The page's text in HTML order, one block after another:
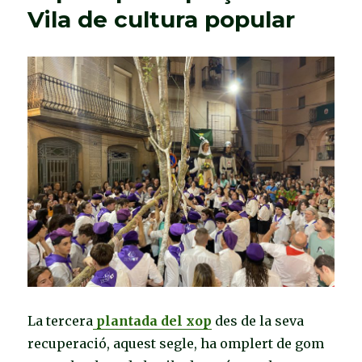
desenes
Postres
la
Festa
Major
Vila de cultura popular
La tercera plantada del xop des de la seva
recuperació, aquest segle, ha omplert de gom